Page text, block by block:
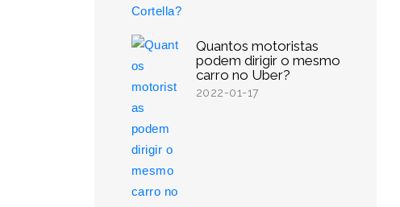
Quantos motoristas
podem dirigir o mesmo
carro no Uber?
2022-01-17